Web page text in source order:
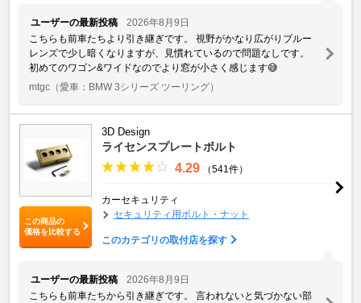
ユーザーの最新投稿
2026年8月9日
こちらも前車たちより引き継ぎです。 視野がかなり広がりブルー
レンズで少し暗くなりますが、見慣れているので問題なしです。
初めてのワゴン&ワイドなのでより窓が小さく感じます😅
mtgc （愛車：BMW 3シリーズ ツーリング）
この商品の
価格を比較する
3D Design
ライセンスプレートボルト
4.29 （541件）
カーセキュリティ
セキュリティ用ボルト・ナット
このカテゴリの取付店を探す
ユーザーの最新投稿
2026年8月9日
こちらも前車たちから引き継ぎです。 言われないと気づかない部